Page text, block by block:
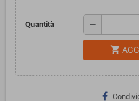
Quantità remove
shopping_cart